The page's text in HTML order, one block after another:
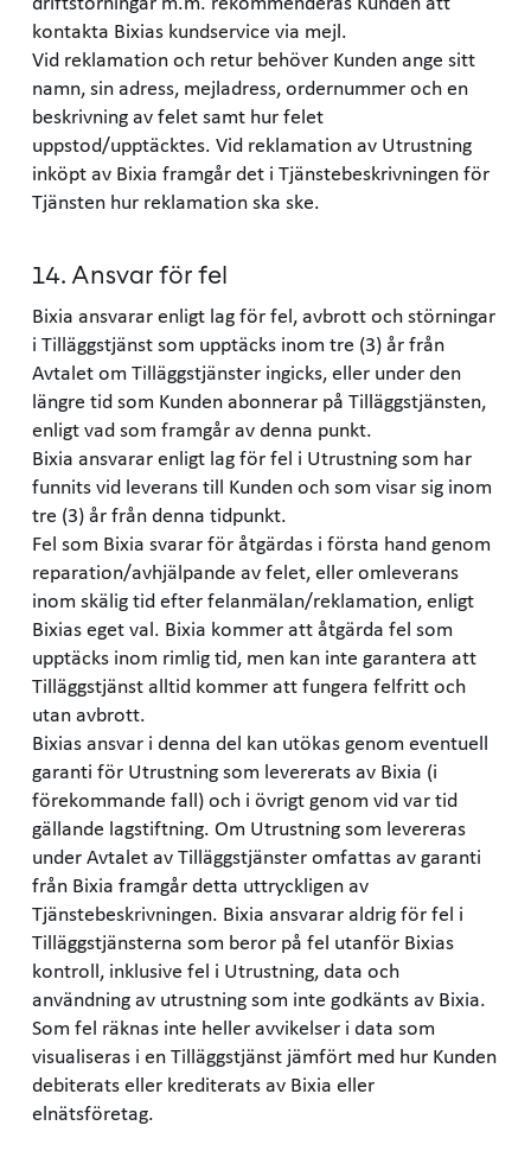
kontakta Bixias kundservice via mejl.
Vid reklamation och retur behöver Kunden ange sitt
namn, sin adress, mejladress, ordernummer och en
beskrivning av felet samt hur felet
uppstod/upptäcktes. Vid reklamation av Utrustning
inköpt av Bixia framgår det i Tjänstebeskrivningen för
Tjänsten hur reklamation ska ske.
14. Ansvar för fel
Bixia ansvarar enligt lag för fel, avbrott och störningar
i Tilläggstjänst som upptäcks inom tre (3) år från
Avtalet om Tilläggstjänster ingicks, eller under den
längre tid som Kunden abonnerar på Tilläggstjänsten,
enligt vad som framgår av denna punkt.
Bixia ansvarar enligt lag för fel i Utrustning som har
funnits vid leverans till Kunden och som visar sig inom
tre (3) år från denna tidpunkt.
Fel som Bixia svarar för åtgärdas i första hand genom
reparation/avhjälpande av felet, eller omleverans
inom skälig tid efter felanmälan/reklamation, enligt
Bixias eget val. Bixia kommer att åtgärda fel som
upptäcks inom rimlig tid, men kan inte garantera att
Tilläggstjänst alltid kommer att fungera felfritt och
utan avbrott.
Bixias ansvar i denna del kan utökas genom eventuell
garanti för Utrustning som levererats av Bixia (i
förekommande fall) och i övrigt genom vid var tid
gällande lagstiftning. Om Utrustning som levereras
under Avtalet av Tilläggstjänster omfattas av garanti
från Bixia framgår detta uttryckligen av
Tjänstebeskrivningen. Bixia ansvarar aldrig för fel i
Tilläggstjänsterna som beror på fel utanför Bixias
kontroll, inklusive fel i Utrustning, data och
användning av utrustning som inte godkänts av Bixia.
Som fel räknas inte heller avvikelser i data som
visualiseras i en Tilläggstjänst jämfört med hur Kunden
debiterats eller krediterats av Bixia eller
elnätsföretag.